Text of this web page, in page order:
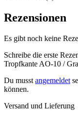
Rezensionen
Es gibt noch keine
Schreibe die erste
Tropfkante AO-10 /
Du musst angemeldet
können.
Versand und Lieferung